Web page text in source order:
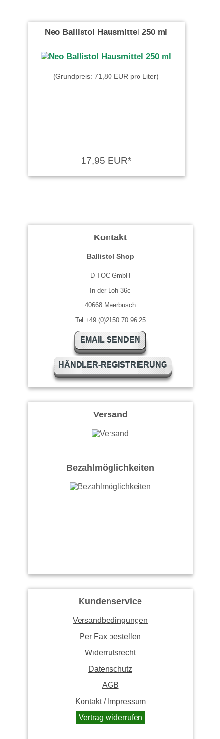
Neo Ballistol Hausmittel 250 ml
(Grundpreis: 71,80 EUR pro Liter)
17,95 EUR*
Kontakt
Ballistol Shop
D-TOC GmbH
In der Loh 36c
40668 Meerbusch
Tel:+49 (0)2150 70 96 25
EMAIL SENDEN
HÄNDLER-REGISTRIERUNG
Versand
Bezahlmöglichkeiten
Kundenservice
Versandbedingungen
Per Fax bestellen
Widerrufsrecht
Datenschutz
AGB
Kontakt/ Impressum
Vertrag widerrufen